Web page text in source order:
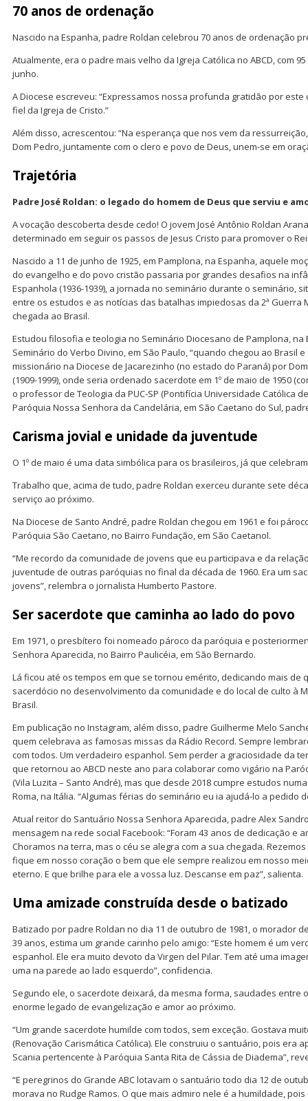
70 anos de ordenação
Nascido na Espanha, padre Roldan celebrou 70 anos de ordenação
Atualmente, era o padre mais velho da Igreja Católica no ABCD, com
junho.
A Diocese escreveu: “Expressamos nossa profunda gratidão por
fiel da Igreja de Cristo.”
Além disso, acrescentou: “Na esperança que nos vem da
Dom Pedro, juntamente com o clero e povo de Deus, unem-se em
Trajetória
Padre José Roldan: o legado do homem de Deus que serviu e
A vocação descoberta desde cedo! O jovem José Antônio Roldan
determinado em seguir os passos de Jesus Cristo para promover o
Nascido a 11 de junho de 1925, em Pamplona, na Espanha, aquele
do evangelho e do povo cristão passaria por grandes desafios na
Espanhola (1936-1939), a jornada no seminário durante o seminário,
entre os estudos e as notícias das batalhas impiedosas da 2ª Guerra
chegada ao Brasil.
Estudou filosofia e teologia no Seminário Diocesano de Pamplona, na
Seminário do Verbo Divino, em São Paulo, “quando chegou ao Brasil
missionário na Diocese de Jacarezinho (no estado do Paraná) por
(1909-1999), onde seria ordenado sacerdote em 1º de maio de 1950
o professor de Teologia da PUC-SP (Pontifícia Universidade Católica
Paróquia Nossa Senhora da Candelária, em São Caetano do Sul,
Carisma jovial e unidade da juventude
O 1º de maio é uma data simbólica para os brasileiros, já que
Trabalho que, acima de tudo, padre Roldan exerceu durante sete
serviço ao próximo.
Na Diocese de Santo André, padre Roldan chegou em 1961 e foi
Paróquia São Caetano, no Bairro Fundação, em São Caetanol.
“Me recordo da comunidade de jovens que eu participava e da
juventude de outras paróquias no final da década de 1960. Era um
jovens”, relembra o jornalista Humberto Pastore.
Ser sacerdote que caminha ao lado do povo
Em 1971, o presbítero foi nomeado pároco da paróquia e
Senhora Aparecida, no Bairro Paulicéia, em São Bernardo.
Lá ficou até os tempos em que se tornou emérito, dedicando mais de
sacerdócio no desenvolvimento da comunidade e do local de culto à
Brasil.
Em publicação no Instagram, além disso, padre Guilherme Melo
quem celebrava as famosas missas da Rádio Record. Sempre
com todos. Um verdadeiro espanhol. Sem perder a graciosidade da
que retornou ao ABCD neste ano para colaborar como vigário na
(Vila Luzita – Santo André), mas que desde 2018 cumpre estudos
Roma, na Itália. “Algumas férias do seminário eu ia ajudá-lo a pedido
Atual reitor do Santuário Nossa Senhora Aparecida, padre Alex
mensagem na rede social Facebook: “Foram 43 anos de dedicação e
Choramos na terra, mas o céu se alegra com a sua chegada.
fique em nosso coração o bem que ele sempre realizou em nosso
eterno. E que brilhe para ele a vossa luz. Descanse em paz”, salienta.
Uma amizade construída desde o batizado
Batizado por padre Roldan no dia 11 de outubro de 1981, o morador
39 anos, estima um grande carinho pelo amigo: “Este homem é um
espanhol. Ele era muito devoto da Virgen del Pilar. Tem até uma
uma na parede ao lado esquerdo”, confidencia.
Segundo ele, o sacerdote deixará, da mesma forma, saudades entre
enorme legado de evangelização e amor ao próximo.
“Um grande sacerdote humilde com todos, sem exceção. Gostava
(Renovação Carismática Católica). Ele construiu o santuário, pois era
Scania pertencente à Paróquia Santa Rita de Cássia de Diadema”,
“E peregrinos do Grande ABC lotavam o santuário todo dia 12 de
morava no Rudge Ramos. O que mais admiro nele é a humildade,